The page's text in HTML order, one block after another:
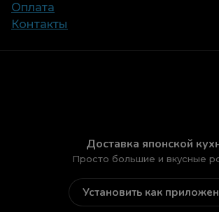
Оплата
Контакты
Доставка японской
Просто большие и вкусные
Установить как